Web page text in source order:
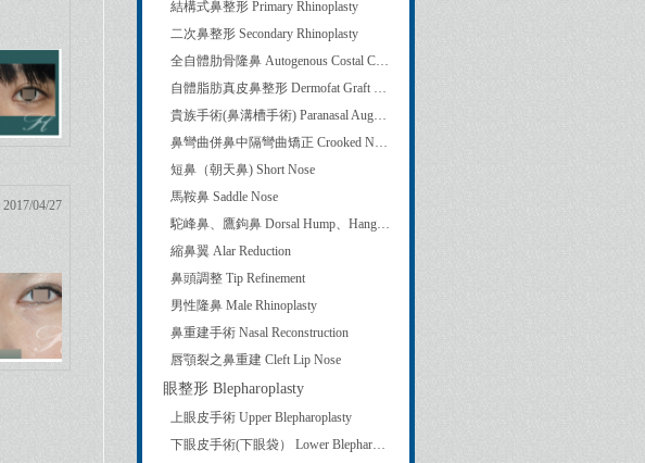
2017/04/27
結構式鼻整形 Primary Rhinoplasty
二次鼻整形 Secondary Rhinoplasty
全自體肋骨隆鼻 Autogenous Costal Cartilage Rhinoplasty
自體脂肪真皮鼻整形 Dermofat Graft Rhinoplasty
貴族手術(鼻溝槽手術) Paranasal Augmentation
鼻彎曲併鼻中隔彎曲矯正 Crooked Nose Correction and Septoplasty
短鼻（朝天鼻) Short Nose
馬鞍鼻 Saddle Nose
駝峰鼻、鷹鉤鼻 Dorsal Hump、Hanging Columella
縮鼻翼 Alar Reduction
鼻頭調整 Tip Refinement
男性隆鼻 Male Rhinoplasty
鼻重建手術 Nasal Reconstruction
唇顎裂之鼻重建 Cleft Lip Nose
眼整形 Blepharoplasty
上眼皮手術 Upper Blepharoplasty
下眼皮手術(下眼袋） Lower Blepharoplasty